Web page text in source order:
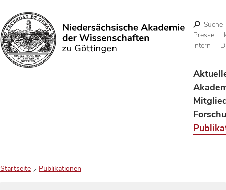
Suchen
Suche
Presse
Intern
Startseite Publikationen